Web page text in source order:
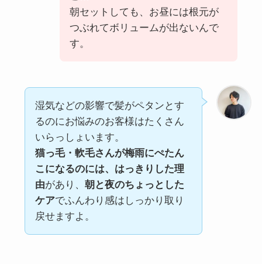
朝セットしても、お昼には根元が
つぶれてボリュームが出ないんで
す。
湿気などの影響で髪がペタンとす
るのにお悩みのお客様はたくさん
いらっしょいます。
猫っ毛・軟毛さんが梅雨にぺたん
こになるのには、はっきりした理
由があり、 朝と夜のちょっとした
ケアでふんわり感はしっかり取り
戻せますよ。